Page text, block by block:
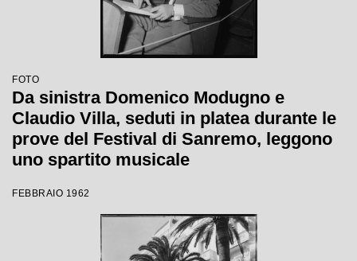
FOTO
Da sinistra Domenico Modugno e
Claudio Villa, seduti in platea durante le
prove del Festival di Sanremo, leggono
uno spartito musicale
FEBBRAIO 1962